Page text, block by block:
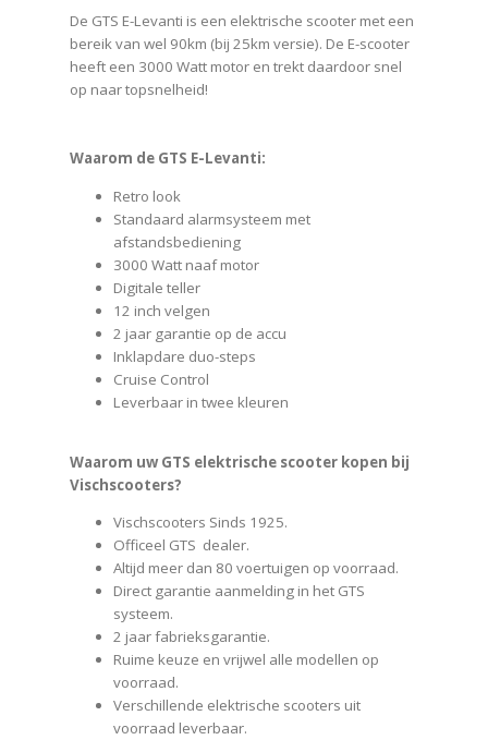
De GTS E-Levanti is een elektrische scooter met een
bereik van wel 90km (bij 25km versie). De E-scooter
heeft een 3000 Watt motor en trekt daardoor snel
op naar topsnelheid!
Waarom de GTS E-Levanti:
Retro look
Standaard alarmsysteem met
afstandsbediening
3000 Watt naaf motor
Digitale teller
12 inch velgen
2 jaar garantie op de accu
Inklapdare duo-steps
Cruise Control
Leverbaar in twee kleuren
Waarom uw GTS elektrische scooter kopen bij
Vischscooters?
Vischscooters Sinds 1925.
Officeel GTS dealer.
Altijd meer dan 80 voertuigen op voorraad.
Direct garantie aanmelding in het GTS
systeem.
2 jaar fabrieksgarantie.
Ruime keuze en vrijwel alle modellen op
voorraad.
Verschillende elektrische scooters uit
voorraad leverbaar.